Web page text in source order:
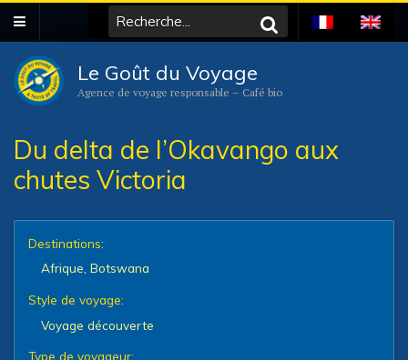
Le Goût du Voyage
Agence de voyage responsable – Café bio
Du delta de l’Okavango aux
chutes Victoria
Destinations:
Afrique Botswana
Style de voyage:
Voyage découverte
Type de voyageur: